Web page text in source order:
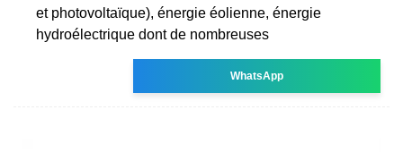
et photovoltaïque), énergie éolienne, énergie
hydroélectrique dont de nombreuses
WhatsApp